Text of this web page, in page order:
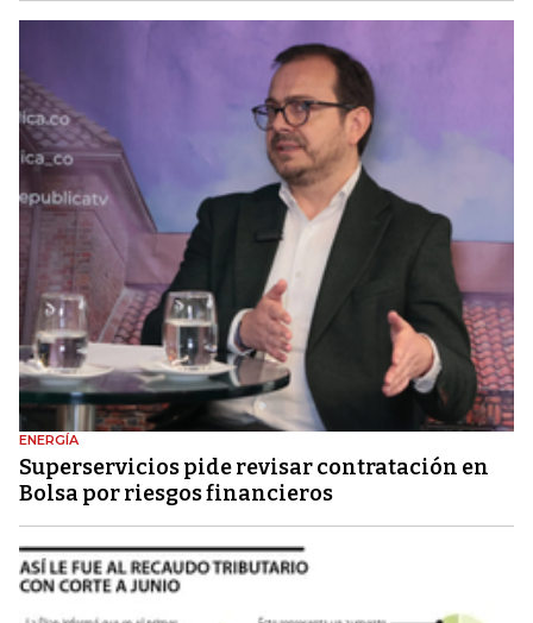
ENERGÍA
Superservicios pide revisar contratación en
Bolsa por riesgos financieros